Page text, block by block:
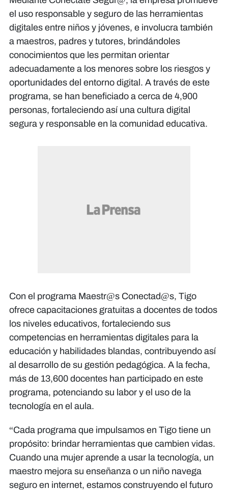
el uso responsable y seguro de las herramientas
digitales entre niños y jóvenes, e involucra también
a maestros, padres y tutores, brindándoles
conocimientos que les permitan orientar
adecuadamente a los menores sobre los riesgos y
oportunidades del entorno digital. A través de este
programa, se han beneficiado a cerca de 4,900
personas, fortaleciendo así una cultura digital
segura y responsable en la comunidad educativa.
Con el programa Maestr@s Conectad@s, Tigo
ofrece capacitaciones gratuitas a docentes de todos
los niveles educativos, fortaleciendo sus
competencias en herramientas digitales para la
educación y habilidades blandas, contribuyendo así
al desarrollo de su gestión pedagógica. A la fecha,
más de 13,600 docentes han participado en este
programa, potenciando su labor y el uso de la
tecnología en el aula.
“Cada programa que impulsamos en Tigo tiene un
propósito: brindar herramientas que cambien vidas.
Cuando una mujer aprende a usar la tecnología, un
maestro mejora su enseñanza o un niño navega
seguro en internet, estamos construyendo el futuro